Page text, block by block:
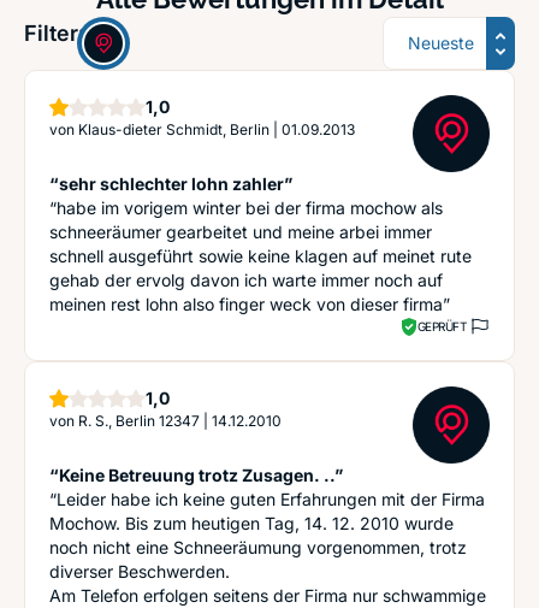
Filter: Sortierung
1,0Stern
von Klaus-dieter Schmidt, Berlin 01.09.2013
“sehr schlechter lohn zahler”
“habe im vorigem winter bei der firma mochow als
schneeräumer gearbeitet und meine arbei immer
schnell ausgeführt sowie keine klagen auf meinet rute
gehab der ervolg davon ich warte immer noch auf
meinen rest lohn also finger weck von dieser firma”
GEPRÜFT
1,0Stern
von R. S., Berlin 12347 14.12.2010
“Keine Betreuung trotz Zusagen. ..”
“Leider habe ich keine guten Erfahrungen mit der Firma
Mochow. Bis zum heutigen Tag, 14. 12. 2010 wurde
noch nicht eine Schneeräumung vorgenommen, trotz
diverser Beschwerden.
Am Telefon erfolgen seitens der Firma nur schwammige